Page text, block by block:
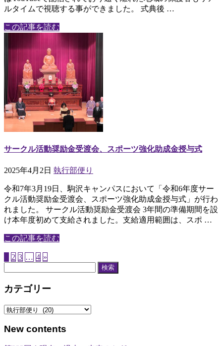
ルタイムで視聴する事ができました。 式典後 …
この記事を読む
サークル活動奨励金受渡会、スポーツ強化助成金授与式
2025年4月2日 執行部便り
令和7年3月19日、駒沢キャンパスにおいて「令和6年度サー
クル活動奨励金受渡会、スポーツ強化助成金授与式」が行わ
れました。 サークル活動奨励金受渡会 3年間の準備期間を設
け本年度初めて支給されました。支給適用範囲は、スポ …
この記事を読む
2 3 … 4 »
カテゴリー
カ
ゴ
New contents